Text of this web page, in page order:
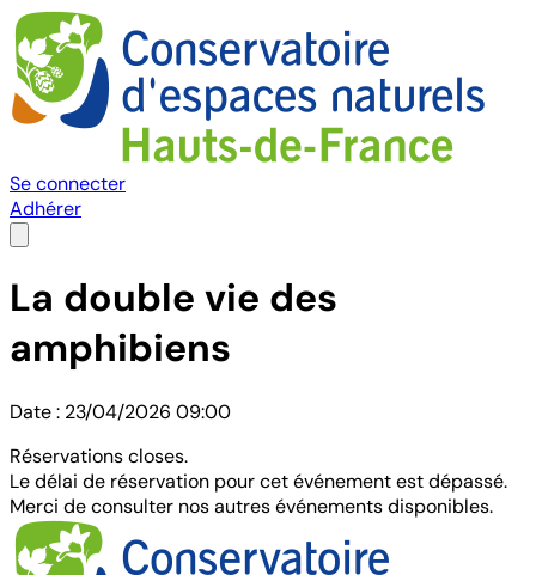
Se connecter
Adhérer
La double vie des
amphibiens
Date : 23/04/2026 09:00
Réservations closes.
Le délai de réservation pour cet événement est dépassé.
Merci de consulter nos autres événements disponibles.